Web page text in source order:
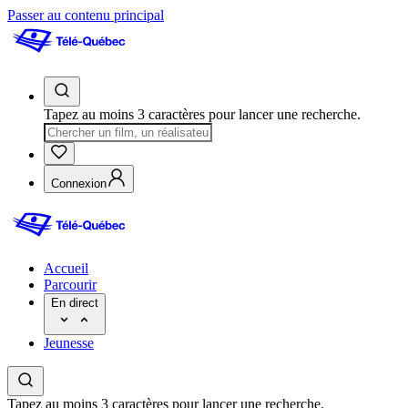
Passer au contenu principal
Tapez au moins 3 caractères pour lancer une recherche.
Connexion
Accueil
Parcourir
En direct
Jeunesse
Tapez au moins 3 caractères pour lancer une recherche.